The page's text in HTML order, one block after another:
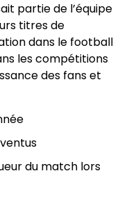
partie de l’équipe
titres de
dans le football
les compétitions
des fans et
du match lors